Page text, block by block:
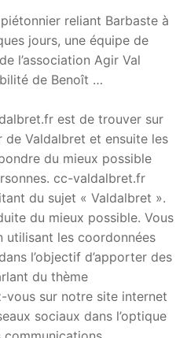
reliant Barbaste à
jours, une équipe de
l’association Agir Val
de Benoît …
est de trouver sur
Valdalbret et ensuite les
du mieux possible
cc-valdalbret.fr
du sujet « Valdalbret ».
du mieux possible. Vous
utilisant les coordonnées
l’objectif d’apporter des
du thème
vous sur notre site internet
sociaux dans l’optique